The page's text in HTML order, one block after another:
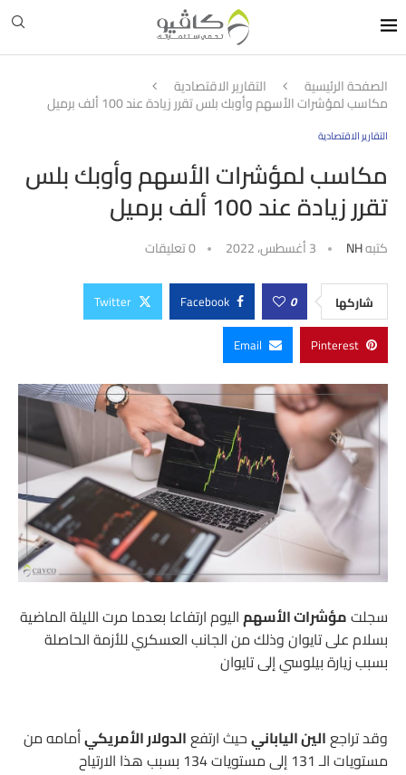
الصفحة الرئيسية التقارير الاقتصادية
مكاسب لمؤشرات الأسهم وأوبك بلس تقرر زيادة عند 100 ألف برميل
التقارير الاقتصادية
مكاسب لمؤشرات الأسهم وأوبك بلس
تقرر زيادة عند 100 ألف برميل
كتبهNH 3 أغسطس، 2022 0 تعليقات
شاركها 0
Facebook
Twitter
Pinterest
Email
سجلتمؤشرات الأسهماليوم ارتفاعا بعدما مرت الليلة الماضية
بسلام على تايوان وذلك من الجانب العسكري للأزمة الحاصلة
بسبب زيارة بيلوسي إلى تايوان
وقد تراجعالين اليابانيحيث ارتفعالدولار الأمريكيأمامه من
مستويات الـ 131 إلى مستويات 134 بسبب هذا الارتياح